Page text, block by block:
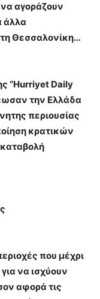
αγοράζουν
άλλα
Θεσσαλονίκη…
“Hurriyet Daily
την Ελλάδα
περιουσίας
κρατικών
που μέχρι
να ισχύουν
αφορά τις